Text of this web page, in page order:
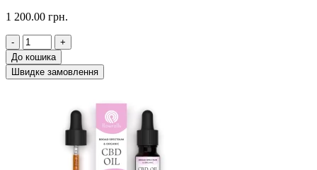
1 200.00 грн.
-
+
До кошика
Швидке замовлення